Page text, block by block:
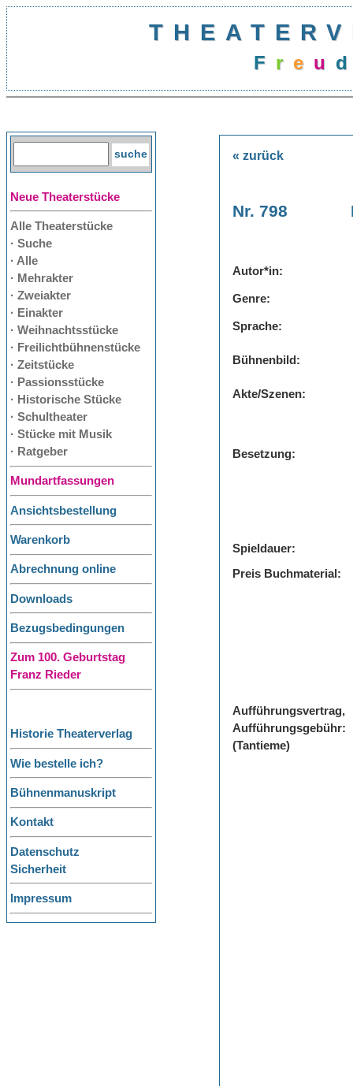
F r e u d
Neue Theaterstücke
Alle Theaterstücke
· Suche
· Alle
· Mehrakter
· Zweiakter
· Einakter
· Weihnachtsstücke
· Freilichtbühnenstücke
· Zeitstücke
· Passionsstücke
· Historische Stücke
· Schultheater
· Stücke mit Musik
· Ratgeber
Mundartfassungen
Ansichtsbestellung
Warenkorb
Abrechnung online
Downloads
Bezugsbedingungen
Zum 100. Geburtstag
Franz Rieder
Historie Theaterverlag
Wie bestelle ich?
Bühnenmanuskript
Kontakt
Datenschutz
Sicherheit
Impressum
« zurück
Nr. 798
Autor*in:
Genre:
Sprache:
Bühnenbild:
Akte/Szenen:
Besetzung:
Spieldauer:
Preis Buchmaterial:
Aufführungsvertrag,
Aufführungsgebühr:
(Tantieme)